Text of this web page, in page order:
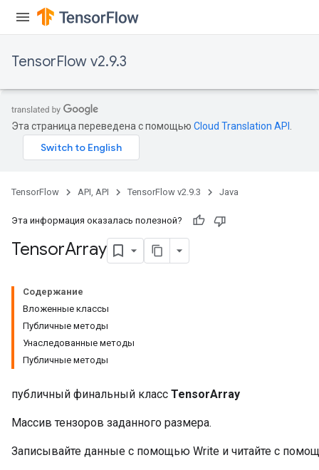
TensorFlow v2.9.3
Эта страница переведена с помощью Cloud Translation API
TensorFlow API, API TensorFlow v2.9.3 Java
Эта информация оказалась полезной?
TensorArray
Содержание
Вложенные классы
Публичные методы
Унаследованные методы
Публичные методы
публичный финальный класс TensorArray
Массив тензоров заданного размера.
Записывайте данные с помощью Write и читайте с